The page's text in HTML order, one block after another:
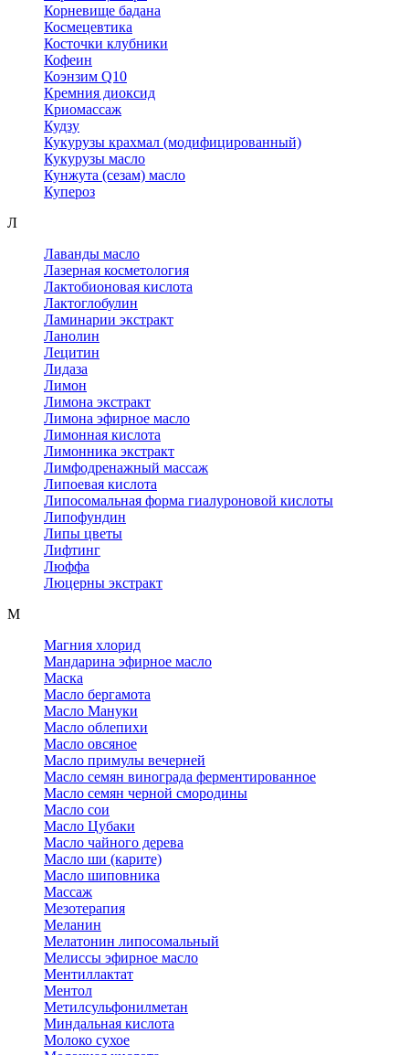
Корневище бадана
Космецевтика
Косточки клубники
Кофеин
Коэнзим Q10
Кремния диоксид
Криомассаж
Кудзу
Кукурузы крахмал (модифицированный)
Кукурузы масло
Кунжута (сезам) масло
Купероз
Л
Лаванды масло
Лазерная косметология
Лактобионовая кислота
Лактоглобулин
Ламинарии экстракт
Ланолин
Лецитин
Лидаза
Лимон
Лимона экстракт
Лимона эфирное масло
Лимонная кислота
Лимонника экстракт
Лимфодренажный массаж
Липоевая кислота
Липосомальная форма гиалуроновой кислоты
Липофундин
Липы цветы
Лифтинг
Люффа
Люцерны экстракт
М
Магния хлорид
Мандарина эфирное масло
Маска
Масло бергамота
Масло Мануки
Масло облепихи
Масло овсяное
Масло примулы вечерней
Масло семян винограда ферментированное
Масло семян черной смородины
Масло сои
Масло Цубаки
Масло чайного дерева
Масло ши (карите)
Масло шиповника
Массаж
Мезотерапия
Меланин
Мелатонин липосомальный
Мелиссы эфирное масло
Ментиллактат
Ментол
Метилсульфонилметан
Миндальная кислота
Молоко сухое